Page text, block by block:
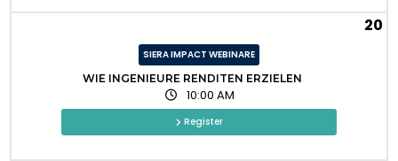
20
SIERA IMPACT WEBINARE
WIE INGENIEURE RENDITEN ERZIELEN
10:00 AM
Register